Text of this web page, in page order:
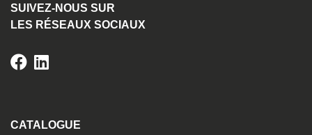
SUIVEZ-NOUS SUR
LES RÉSEAUX SOCIAUX
CATALOGUE